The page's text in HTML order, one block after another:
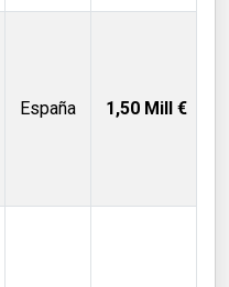
España 1,50 Mill €